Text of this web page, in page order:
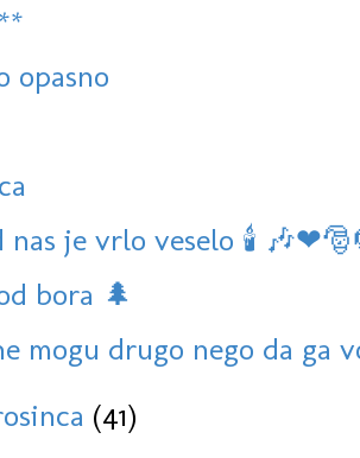
opasno
nas je vrlo veselo 🕯
bora 🌲
mogu drugo nego da ga
(41)